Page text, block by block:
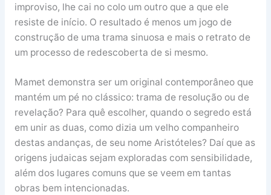
improviso, lhe cai no colo um outro que a que ele
resiste de início. O resultado é menos um jogo de
construção de uma trama sinuosa e mais o retrato de
um processo de redescoberta de si mesmo.
Mamet demonstra ser um original contemporâneo que
mantém um pé no clássico: trama de resolução ou de
revelação? Para quê escolher, quando o segredo está
em unir as duas, como dizia um velho companheiro
destas andanças, de seu nome Aristóteles? Daí que as
origens judaicas sejam exploradas com sensibilidade,
além dos lugares comuns que se veem em tantas
obras bem intencionadas.